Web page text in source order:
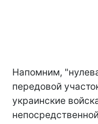
Напомним,
передовой
украинские